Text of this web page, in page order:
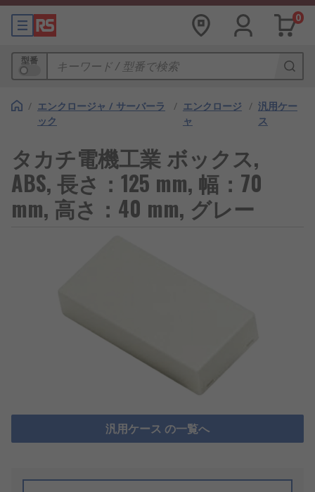
0
型番
/ エンクロージャ / サーバーラ
ック
/ エンクロージ
ャ
/ 汎用ケー
ス
タカチ電機工業 ボックス,
ABS, 長さ：125 mm, 幅：70
mm, 高さ：40 mm, グレー
汎用ケース の一覧へ